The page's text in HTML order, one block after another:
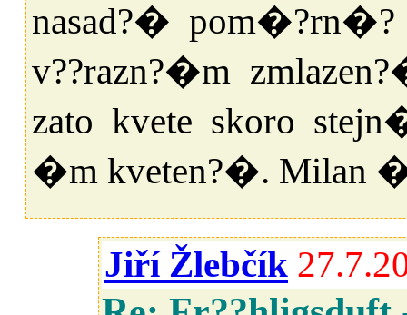
nasad?�
v??razn?�m
zato kvete skoro
�m kveten?�. Milan
Jiří Žlebčík